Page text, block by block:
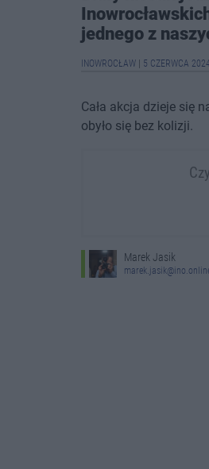
jednego z
INOWROCŁAW 5 CZERWCA
Cała akcja dzieje się
obyło się bez kolizji.
Marek Jasik